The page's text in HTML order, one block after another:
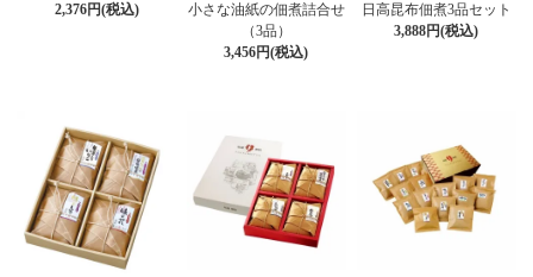
2,376円(税込)
小さな油紙の佃煮詰合せ
（3品）
3,456円(税込)
日高昆布佃煮3品セット
3,888円(税込)